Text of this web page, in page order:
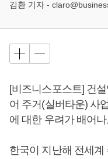
김환 기자 -
[비즈니스포스트] 건
어 주거(실버타운) 사
에 대한 우려가 배어
한국이 지난해 전세